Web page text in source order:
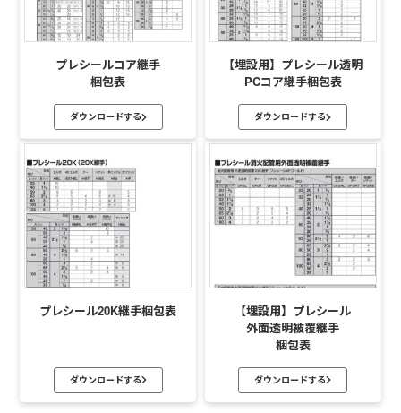
プレシールコア継手
梱包表
ダウンロードする
【埋設用】プレシール透明
PCコア継手梱包表
ダウンロードする
プレシール20K継手梱包表
ダウンロードする
【埋設用】プレシール
外面透明被覆継手
梱包表
ダウンロードする